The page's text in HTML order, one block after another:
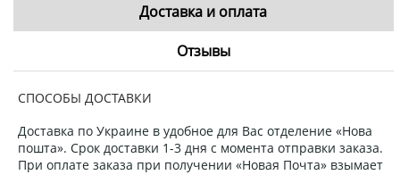
Доставка и оплата
Отзывы
СПОСОБЫ ДОСТАВКИ
Доставка по Украине в удобное для Вас отделение «Нова
пошта». Срок доставки 1-3 дня с момента отправки заказа.
При оплате заказа при получении «Новая Почта» взымает